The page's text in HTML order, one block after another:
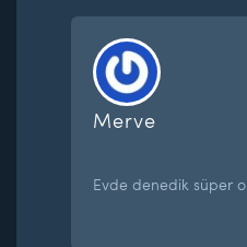
Merve
Evde denedik süper